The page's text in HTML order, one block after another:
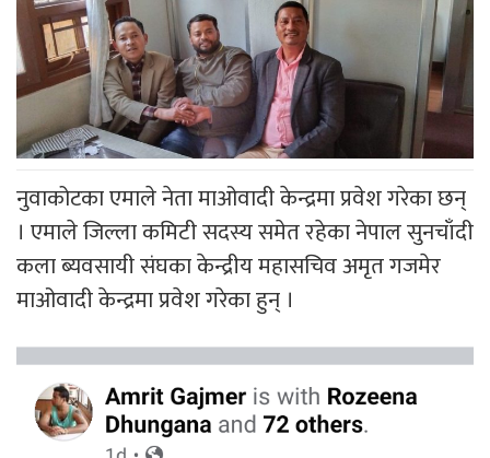
नुवाकोटका एमाले नेता माओवादी केन्द्रमा प्रवेश गरेका छन्
। एमाले जिल्ला कमिटी सदस्य समेत रहेका नेपाल सुनचाँदी
कला ब्यवसायी संघका केन्द्रीय महासचिव अमृत गजमेर
माओवादी केन्द्रमा प्रवेश गरेका हुन् ।